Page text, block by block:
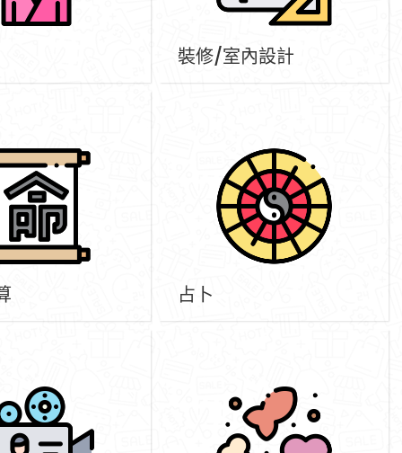
裝修/室內設計
占卜